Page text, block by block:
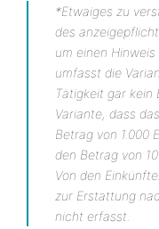
*Etwaiges zu
des
um einen
umfasst die
Tätigkeit gar kein
Variante, dass
Betrag von 1.000
den Betrag von
Von den
zur Erstattung
nicht erfasst.